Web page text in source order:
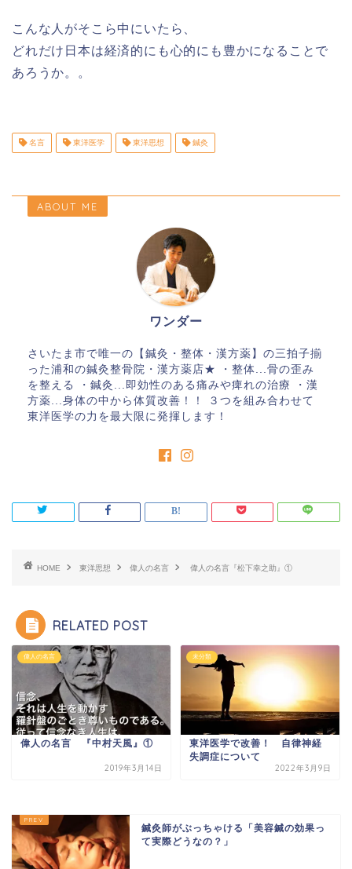
こんな人がそこら中にいたら、
どれだけ日本は経済的にも心的にも豊かになることで
あろうか。。
名言 東洋医学 東洋思想 鍼灸
ABOUT ME
ワンダー
さいたま市で唯一の【鍼灸・整体・漢方薬】の三拍子揃
った浦和の鍼灸整骨院・漢方薬店★ ・整体...骨の歪み
を整える ・鍼灸...即効性のある痛みや痺れの治療 ・漢
方薬...身体の中から体質改善！！ ３つを組み合わせて
東洋医学の力を最大限に発揮します！
HOME 東洋思想 偉人の名言 偉人の名言『松下幸之助』①
RELATED POST
偉人の名言
偉人の名言 『中村天風』①
2019年3月14日
未分類
東洋医学で改善！ 自律神経
失調症について
2022年3月9日
鍼灸師がぶっちゃける「美容鍼の効果っ
て実際どうなの？」